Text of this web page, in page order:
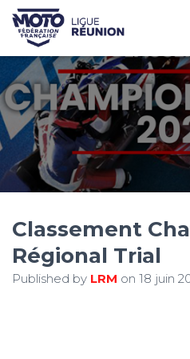
Classement
Régional Trial
Published by LRM on 18 juin